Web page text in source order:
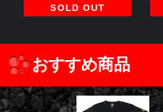
SOLD OUT
おすすめ商品